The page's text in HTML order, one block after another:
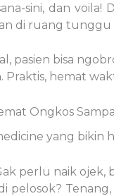
sini, dan
di ruang tunggu
pasien bisa
hemat
Ongkos
yang bikin
perlu naik ojek,
pelosok?